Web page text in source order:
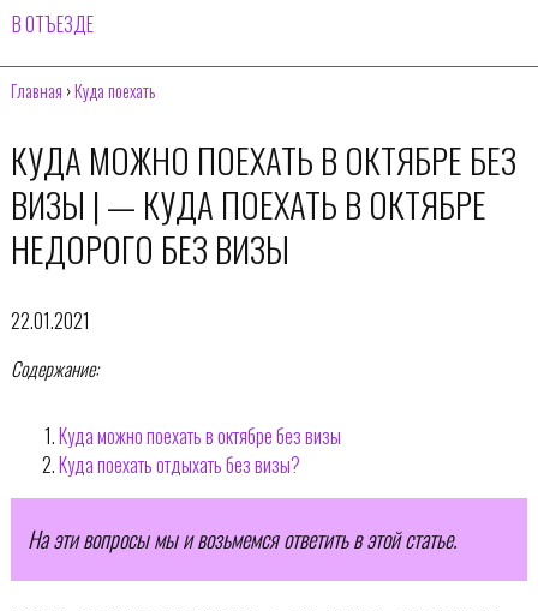
В ОТЪЕЗДЕ
Главная ›Куда поехать
КУДА МОЖНО ПОЕХАТЬ В ОКТЯБРЕ БЕЗ
ВИЗЫ | — КУДА ПОЕХАТЬ В ОКТЯБРЕ
НЕДОРОГО БЕЗ ВИЗЫ
22.01.2021
Содержание:
Куда можно поехать в октябре без визы
Куда поехать отдыхать без визы?
На эти вопросы мы и возьмемся ответить в этой статье.